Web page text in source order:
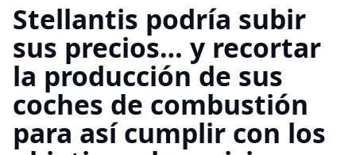
Stellantis podría subir
sus precios… y recortar
la producción de sus
coches de combustión
para así cumplir con los